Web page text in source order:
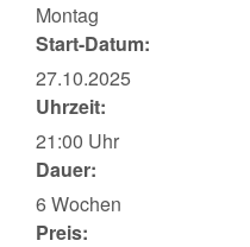
Montag
Start-Datum:
27.10.2025
Uhrzeit:
21:00 Uhr
Dauer:
6 Wochen
Preis: